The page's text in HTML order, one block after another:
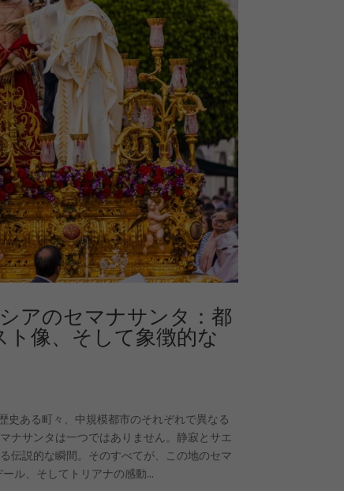
アのセマナサンタ：都
像、そして象徴的な
ある町々、中規模都市のそれぞれで異なる
ナサンタは一つではありません。静寂とサエ
伝説的な瞬間。そのすべてが、この地のセマ
ル、そしてトリアナの感動...